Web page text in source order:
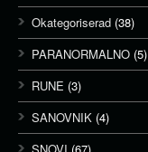
Okategoriserad (38)
PARANORMALNO (5)
RUNE (3)
SANOVNIK (4)